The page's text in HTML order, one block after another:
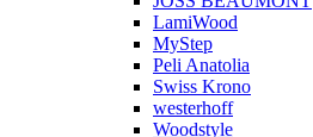
LamiWood
MyStep
Peli Anatolia
Swiss Krono
westerhoff
Woodstyle